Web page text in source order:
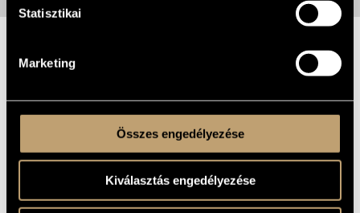
Statisztikai
Marketing
Összes engedélyezése
Kiválasztás engedélyezése
KIEMELT KIADVÁNYOK
KUSZ VERONIKA:
WEINER LEÓ